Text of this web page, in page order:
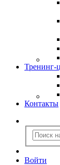
Тренинг-
Контакты
Войти